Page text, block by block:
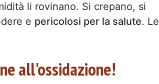
li rovinano. Si crepano, si
e pericolosi per la salute. Le
all'ossidazione!